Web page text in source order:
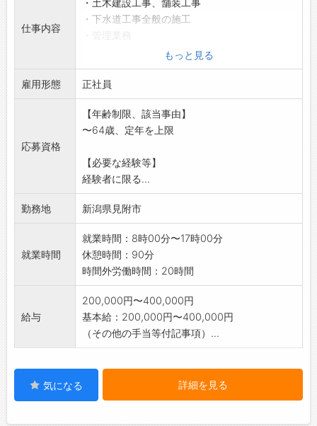
仕事内容
・土木建設工事、舗装工事
・下水道工事全般の施工
・公共、民間土木工事全般
・冬期間、除雪作業があります。
・建設業に必要な作業免許取得に係る費用は会
社で負担し、講習期
間中の給与は支給します。
※60才以上の方も歓迎します。
もっと見る
雇用形態 正社員
応募資格
【年齢制限、該当事由】
〜64歳、定年を上限
【必要な経験等】
経験者に限る...
勤務地 新潟県見附市
就業時間
就業時間：8時00分〜17時00分
休憩時間：90分
時間外労働時間：20時間
給与
200,000円〜400,000円
基本給：200,000円〜400,000円
（その他の手当等付記事項）...
気になる 詳細を見る